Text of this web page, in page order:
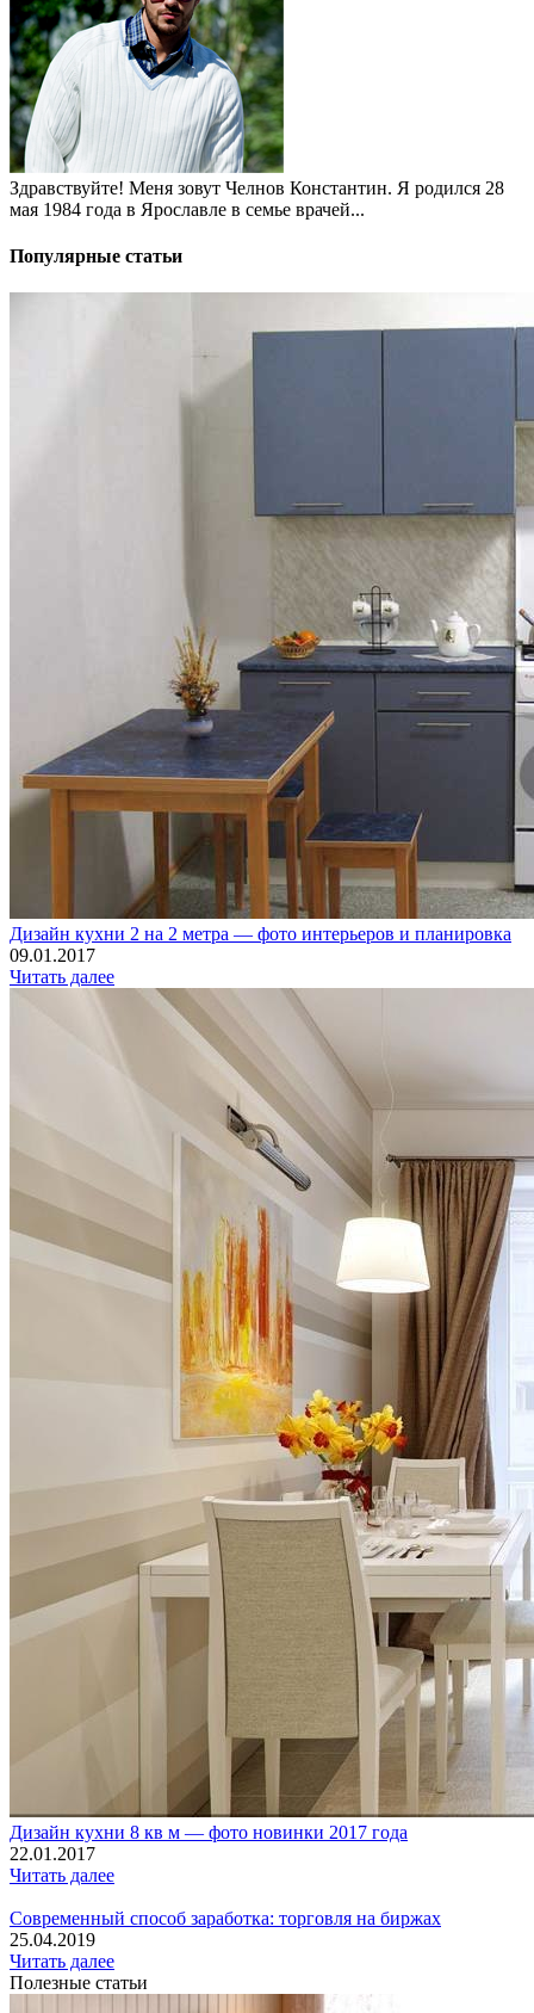
Здравствуйте! Меня зовут Челнов Константин. Я родился 28
мая 1984 года в Ярославле в семье врачей...
Популярные статьи
Дизайн кухни 2 на 2 метра — фото интерьеров и планировка
09.01.2017
Читать далее
Дизайн кухни 8 кв м — фото новинки 2017 года
22.01.2017
Читать далее
Современный способ заработка: торговля на биржах
25.04.2019
Читать далее
Полезные статьи